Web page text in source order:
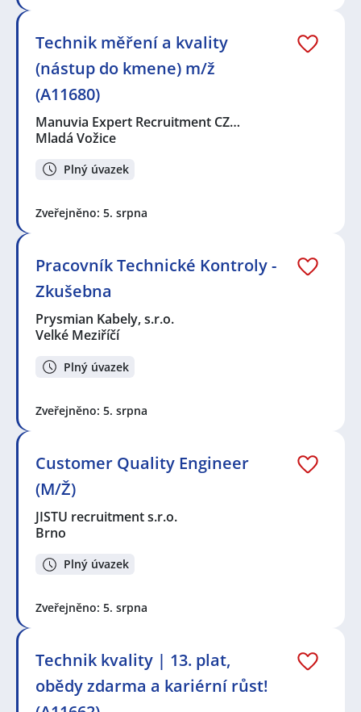
Technik měření a kvality
(nástup do kmene) m/ž
(A11680)
Manuvia Expert Recruitment CZ…
Mladá Vožice
Plný úvazek
Zveřejněno: 5. srpna
Pracovník Technické Kontroly -
Zkušebna
Prysmian Kabely, s.r.o.
Velké Meziříčí
Plný úvazek
Zveřejněno: 5. srpna
Customer Quality Engineer
(M/Ž)
JISTU recruitment s.r.o.
Brno
Plný úvazek
Zveřejněno: 5. srpna
Technik kvality | 13. plat,
obědy zdarma a kariérní růst!